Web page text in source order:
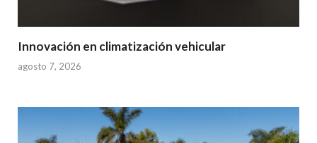
Innovación en climatización vehicular
agosto 7, 2026